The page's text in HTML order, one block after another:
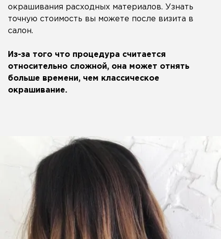
окрашивания расходных материалов. Узнать
точную стоимость вы можете после визита в
салон.
Из-за того что процедура считается
относительно сложной, она может отнять
больше времени, чем классическое
окрашивание.